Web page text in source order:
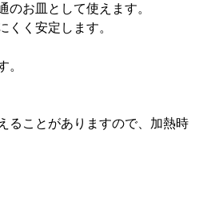
お皿として使えます。
く安定します。
ることがありますので、加熱時